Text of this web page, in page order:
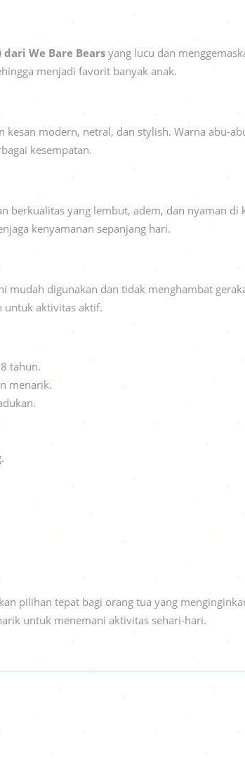
We Bare Bears yang lucu dan
menjadi favorit banyak anak.
kesan modern, netral, dan stylish. Warna abu-
kesempatan.
berkualitas yang lembut, adem, dan nyaman
kenyamanan sepanjang hari.
mudah digunakan dan tidak menghambat
untuk aktivitas aktif.
tahun.
menarik.
pilihan tepat bagi orang tua yang
untuk menemani aktivitas sehari-hari.